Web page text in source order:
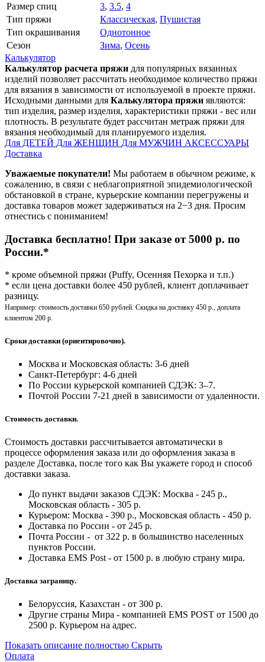
Размер спиц
3, 3.5, 4
Тип пряжи
Классическая, Пушистая
Тип окрашивания
Однотонное
Сезон
Зима, Осень
Калькулятор
Калькулятор расчета пряжи для популярных вязанных
изделий позволяет рассчитать необходимое количество пряжи
для вязания в зависимости от используемой в проекте пряжи.
Исходными данными для Калькулятора пряжи являются:
тип изделия, размер изделия, характеристики пряжи - вес или
плотность. В результате будет рассчитан метраж пряжи для
вязания необходимый для планируемого изделия.
Для ДЕТЕЙ Для ЖЕНЩИН Для МУЖЧИН АКСЕССУАРЫ
Доставка
Уважаемые покупатели! Мы работаем в обычном режиме, к
сожалению, в связи с неблагоприятной эпидемиологической
обстановкой в стране, курьерские компании перегружены и
доставка товаров может задерживаться на 2−3 дня. Просим
отнестись с пониманием!
Доставка бесплатно! При заказе от 5000 р. по
России.*
* кроме объемной пряжи (Puffy, Осенняя Пехорка и т.п.)
* если цена доставки более 450 рублей, клиент доплачивает
разницу.
Например: стоимость доставки 650 рублей. Скидка на доставку 450 р., доплата
клиентом 200 р.
Сроки доставки (ориентировочно).
Москва и Московская область: 3-6 дней
Санкт-Петербург: 4-6 дней
По России курьерской компанией СДЭК: 3–7.
Почтой России 7-21 дней в зависимости от удаленности.
Стоимость доставки.
Стоимость доставки рассчитывается автоматически в
процессе оформления заказа или до оформления заказа в
разделе Доставка, после того как Вы укажете город и способ
доставки заказа.
До пункт выдачи заказов СДЭК: Москва - 245 р.,
Московская область - 305 р.
Курьером: Москва - 390 р., Московская область - 450 р.
Доставка по России - от 245 р.
Почта России - от 322 р. в большинство населенных
пунктов России.
Доставка EMS Post - от 1500 р. в любую страну мира.
Доставка заграницу.
Белоруссия, Казахстан - от 300 р.
Другие страны Мира - компанией EMS POST от 1500 до
2500 р. Курьером на адрес.
Показать описание полностью Скрыть
Оплата